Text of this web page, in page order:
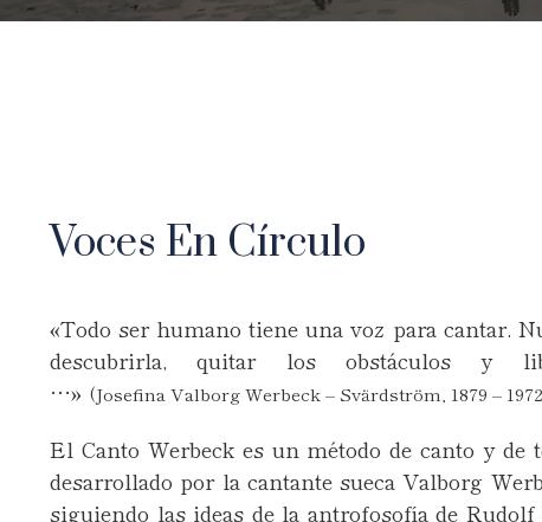
Voces En Círculo
«Todo ser humano tiene una voz para cantar.
descubrirla, quitar los obstáculos y
…» (Josefina Valborg Werbeck – Svärdström, 1879 –
El Canto Werbeck es un método de canto y de
desarrollado por la cantante sueca Valborg
siguiendo las ideas de la antrofosofía de